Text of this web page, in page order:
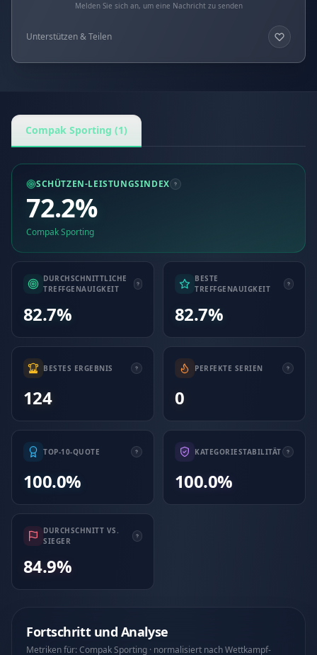
Melden Sie sich an, um eine Nachricht zu senden
Unterstützen & Teilen
Compak Sporting (1)
SCHÜTZEN-LEISTUNGSINDEX
72.2%
Compak Sporting
DURCHSCHNITTLICHE
TREFFGENAUIGKEIT
82.7%
BESTE
TREFFGENAUIGKEIT
82.7%
BESTES ERGEBNIS
124
PERFEKTE SERIEN
0
TOP-10-QUOTE
100.0%
KATEGORIESTABILITÄT
100.0%
DURCHSCHNITT VS.
SIEGER
84.9%
Fortschritt und Analyse
Metriken für: Compak Sporting · normalisiert nach Wettkampf-